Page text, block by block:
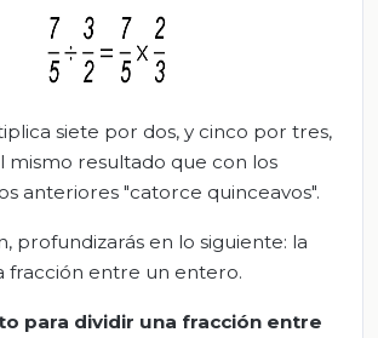
siete por dos, y cinco por tres,
mismo resultado que con los
anteriores "catorce quinceavos".
profundizarás en lo siguiente: la
fracción entre un entero.
para dividir una fracción entre